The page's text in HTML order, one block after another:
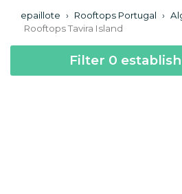
epaillote › Rooftops Portugal ›
Rooftops Tavira Island
Filter 0